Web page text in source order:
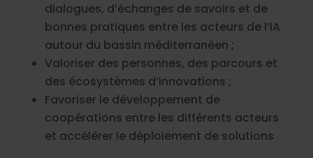
dialogues, d’échanges de savoirs et de
bonnes pratiques entre les acteurs de l’IA
autour du bassin méditerranéen ;
Valoriser des personnes, des parcours et
des écosystèmes d’innovations ;
Favoriser le développement de
coopérations entre les différents acteurs
et accélérer le déploiement de solutions